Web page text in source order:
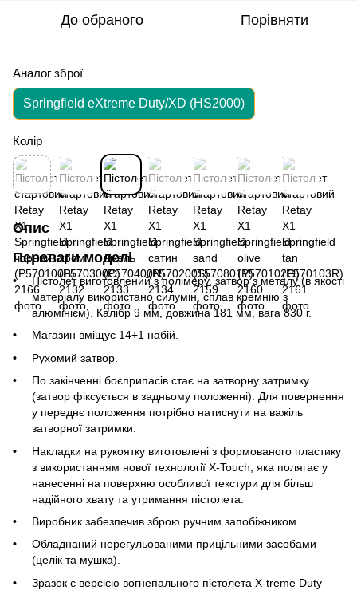
До обраного Порівняти
Аналог зброї
Springfield eXtreme Duty/XD (HS2000)
Колір
Опис
Переваги моделі
Пістолет виготовлений з полімеру, затвор з металу (в якості
матеріалу використано силумін, сплав кремнію з
алюмінієм). Калібр 9 мм, довжина 181 мм, вага 830 г.
Магазин вміщує 14+1 набій.
Рухомий затвор.
По закінченні боєприпасів стає на затворну затримку
(затвор фіксується в задньому положенні). Для повернення
у переднє положення потрібно натиснути на важіль
затворної затримки.
Накладки на рукоятку виготовлені з формованого пластику
з використанням нової технології X-Touch, яка полягає у
нанесенні на поверхню особливої текстури для більш
надійного хвату та утримання пістолета.
Виробник забезпечив зброю ручним запобіжником.
Обладнаний нерегульованими прицільними засобами
(целік та мушка).
Зразок є версією вогнепального пістолета X-treme Duty